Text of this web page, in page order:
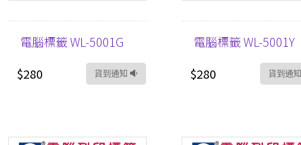
電腦標籤 WL-5001G
$280
貨到通知
電腦標籤 WL-5001Y
$280
貨到通知